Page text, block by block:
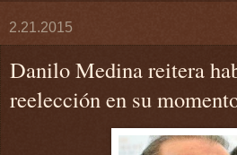
2.21.2015
Danilo Medina reitera
reelección en su